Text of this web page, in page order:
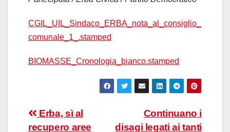
CGIL_UIL_Sindaco_ERBA_nota_al_consiglio_
comunale_1_.stamped
BIOMASSE_Cronologia_bianco.stamped
Navigazione
Continuano i
disagi legati ai tanti
Erba, sì al
recupero aree